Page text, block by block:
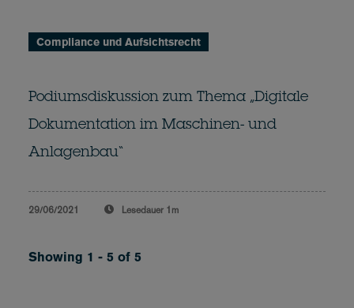
Compliance und Aufsichtsrecht
Podiumsdiskussion zum Thema „Digitale
Dokumentation im Maschinen- und
Anlagenbau“
29/06/2021 Lesedauer 1m
Showing 1 - 5 of 5